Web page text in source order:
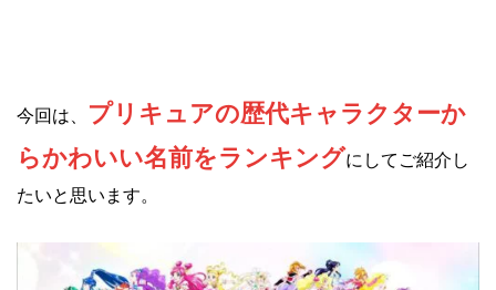
今回は、
プリキュアの歴代キャラクターか
らかわいい名前をランキングにしてご紹介し
たいと思います。